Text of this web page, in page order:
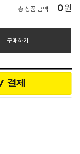
총 상품 금액 0원
구매하기